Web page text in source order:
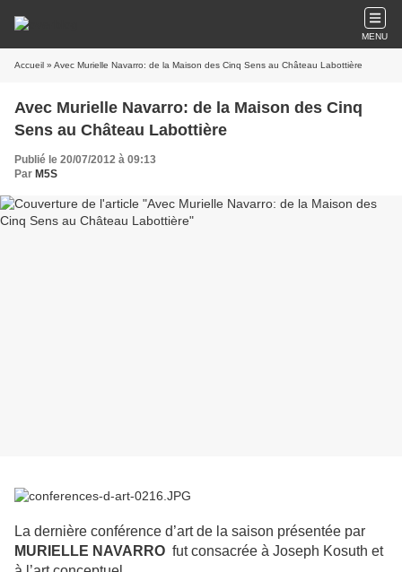
MENU
Accueil » Avec Murielle Navarro: de la Maison des Cinq Sens au Château Labottière
Avec Murielle Navarro: de la Maison des Cinq
Sens au Château Labottière
Publié le 20/07/2012 à 09:13
Par M5S
La dernière conférence d’art de la saison présentée par
MURIELLE NAVARRO fut consacrée à Joseph Kosuth et